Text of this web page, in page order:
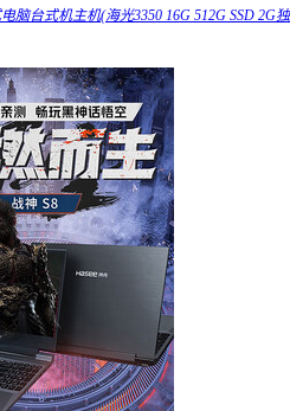
脑台式机主机(海光3350 16G 512G SSD 2G独